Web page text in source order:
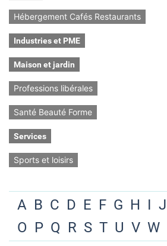
Hébergement Cafés Restaurants
Industries et PME
Maison et jardin
Professions libérales
Santé Beauté Forme
Services
Sports et loisirs
A B C D E F G H I J
O P Q R S T U V W